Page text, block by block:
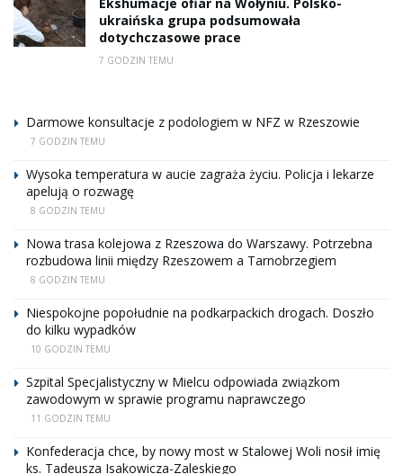
Ekshumacje ofiar na Wołyniu. Polsko-
ukraińska grupa podsumowała
dotychczasowe prace
7 GODZIN TEMU
Darmowe konsultacje z podologiem w NFZ w Rzeszowie
7 GODZIN TEMU
Wysoka temperatura w aucie zagraża życiu. Policja i lekarze
apelują o rozwagę
8 GODZIN TEMU
Nowa trasa kolejowa z Rzeszowa do Warszawy. Potrzebna
rozbudowa linii między Rzeszowem a Tarnobrzegiem
8 GODZIN TEMU
Niespokojne popołudnie na podkarpackich drogach. Doszło
do kilku wypadków
10 GODZIN TEMU
Szpital Specjalistyczny w Mielcu odpowiada związkom
zawodowym w sprawie programu naprawczego
11 GODZIN TEMU
Konfederacja chce, by nowy most w Stalowej Woli nosił imię
ks. Tadeusza Isakowicza-Zaleskiego